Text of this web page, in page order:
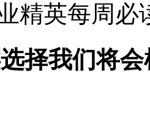
精英每周
择我们将